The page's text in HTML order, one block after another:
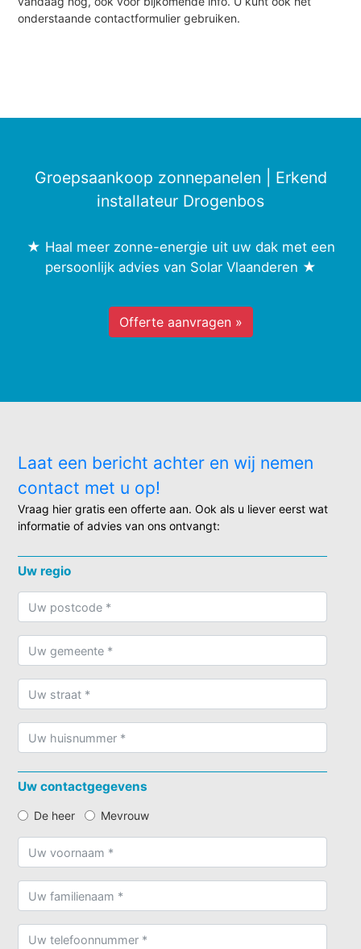
onderstaande contactformulier gebruiken.
Groepsaankoop zonnepanelen | Erkend
installateur Drogenbos
★ Haal meer zonne-energie uit uw dak met een
persoonlijk advies van Solar Vlaanderen ★
Offerte aanvragen »
Laat een bericht achter en wij nemen
contact met u op!
Vraag hier gratis een offerte aan. Ook als u liever eerst wat
informatie of advies van ons ontvangt:
Uw regio
Uw contactgegevens
De heer Mevrouw